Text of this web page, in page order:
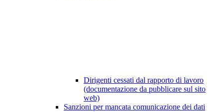
Dirigenti cessati dal rapporto di lavoro
(documentazione da pubblicare sul sito
web)
Sanzioni per mancata comunicazione dei dati